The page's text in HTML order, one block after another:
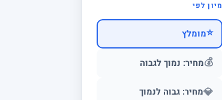
מיון לפי
⭐מומלץ
💰מחיר: נמוך לגבוה
💎מחיר: גבוה לנמוך